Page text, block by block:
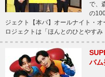
で、
の
ジェクト【本パ】オールナイト・
ロジェクトは「ほんとのひとやす
バム